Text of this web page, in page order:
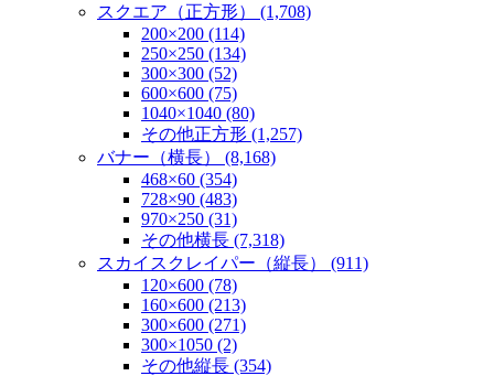
スクエア（正方形） (1,708)
200×200 (114)
250×250 (134)
300×300 (52)
600×600 (75)
1040×1040 (80)
その他正方形 (1,257)
バナー（横長） (8,168)
468×60 (354)
728×90 (483)
970×250 (31)
その他横長 (7,318)
スカイスクレイパー（縦長） (911)
120×600 (78)
160×600 (213)
300×600 (271)
300×1050 (2)
その他縦長 (354)